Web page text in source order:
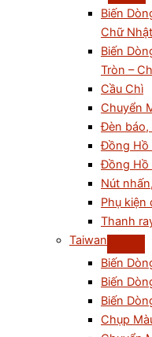
Biến
Chữ Nhật
Biến
Tròn –
Cầu Chì
Chuyển
Đèn
Đồng Hồ
Đồng Hồ
Nút
Phụ kiện
Thanh
Taiwan
Biến
Biến
Biến
Chụp